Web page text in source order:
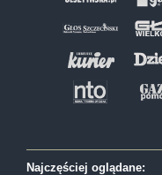
Najczęściej oglądane: